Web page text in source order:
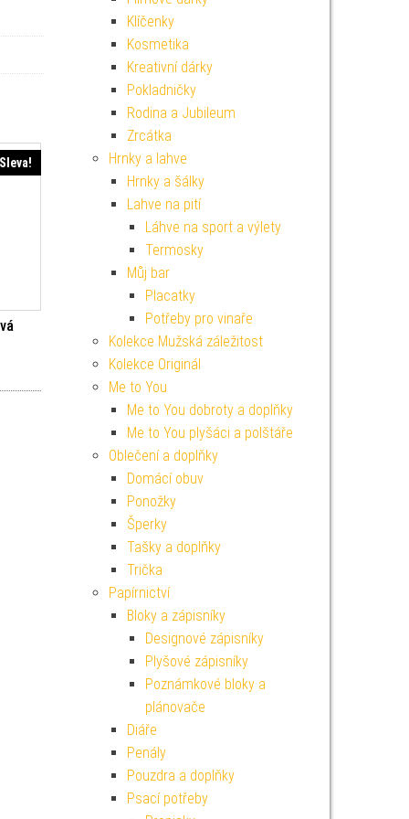
Sleva!
cena byla: 129 Kč.
Aktuální cena je: 116 Kč.
Klíčenky
Kosmetika
Kreativní dárky
Pokladničky
Rodina a Jubileum
Zrcátka
Hrnky a lahve
Hrnky a šálky
Lahve na pití
Láhve na sport a výlety
Termosky
Můj bar
Placatky
Potřeby pro vinaře
Kolekce Mužská záležitost
Kolekce Originál
Me to You
Me to You dobroty a doplňky
Me to You plyšáci a polštáře
Oblečení a doplňky
Domácí obuv
Ponožky
Šperky
Tašky a doplňky
Trička
Papírnictví
Bloky a zápisníky
Designové zápisníky
Plyšové zápisníky
Poznámkové bloky a
plánovače
Diáře
Penály
Pouzdra a doplňky
Psací potřeby